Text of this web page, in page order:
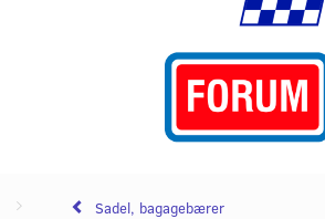
Sadel, bagagebærer